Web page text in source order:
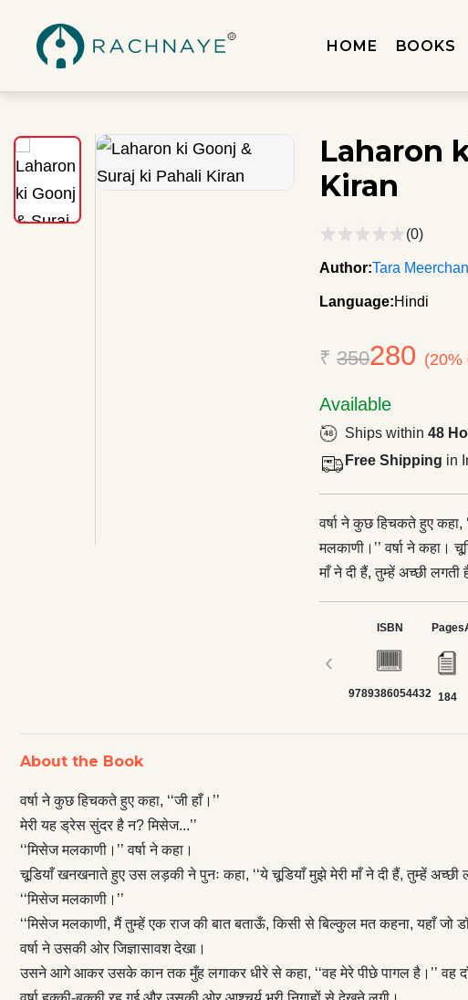
HOME BOOKS
Laharon
Kiran
(0)
Author:Tara
Language:Hindi
₹350280 (20%
Available
Ships within48
Free Shipping in
वर्षा ने कुछ हिचकते हुए कहा,
मलकाणी।’’ वर्षा ने कहा।
माँ ने दी हैं, तुम्हें अच्छी लगती
वर्षा ने उसकी ओर
कहा, ‘‘वह मेरे पीछे पागल
उसकी ओर आश्चर्य भरी
इसलिए। मैं कॉन्वेंट में पढ़ी हूँ
‹
ISBN
9789386054432
Pages
184
About the Book
वर्षा ने कुछ हिचकते हुए कहा, ‘‘जी हाँ।’’
मेरी यह ड्रेस सुंदर है न? मिसेज...’’
‘‘मिसेज मलकाणी।’’ वर्षा ने कहा।
चूडि़याँ खनखनाते हुए उस लड़की ने पुनः कहा, ‘‘ये चूडि़याँ मुझे मेरी माँ ने दी हैं, तुम्हें अच्छी
‘‘मिसेज मलकाणी।’’
‘‘मिसेज मलकाणी, मैं तुम्हें एक राज की बात बताऊँ, किसी से बिल्कुल मत कहना, यहाँ जो
वर्षा ने उसकी ओर जिज्ञासावश देखा।
उसने आगे आकर उसके कान तक मुँह लगाकर धीरे से कहा, ‘‘वह मेरे पीछे पागल है।’’ वह